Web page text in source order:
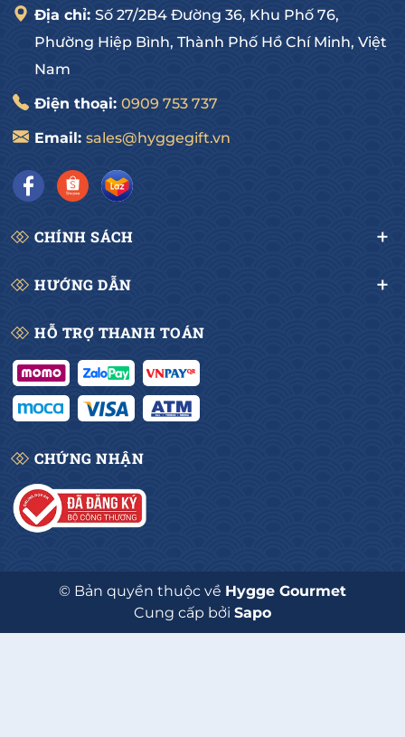
Địa chỉ: 27/2B4 Đường số 36, Hiệp Bình Chánh, Thủ
Đức, HCM
Địa chỉ: Số 27/2B4 Đường 36, Khu Phố 76,
Phường Hiệp Bình, Thành Phố Hồ Chí Minh, Việt
Nam
Điện thoại: 0909 753 737
Email: sales@hyggegift.vn
CHÍNH SÁCH
HƯỚNG DẪN
HỖ TRỢ THANH TOÁN
CHỨNG NHẬN
© Bản quyền thuộc về Hygge Gourmet
Cung cấp bởi Sapo